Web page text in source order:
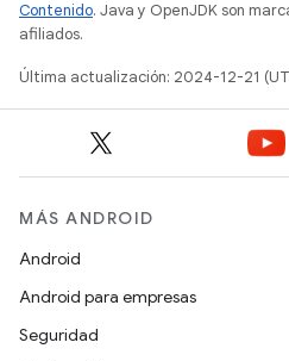
Contenido. Java y OpenJDK son
afiliados.
Última actualización: 2024-12-21
MÁS ANDROID
Android
Android para empresas
Seguridad